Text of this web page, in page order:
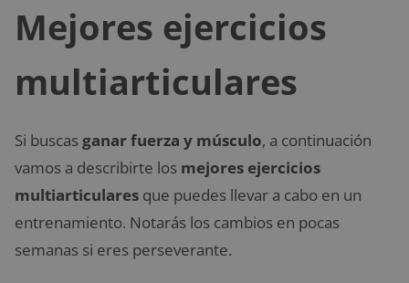
Mejores ejercicios
multiarticulares
Si buscas ganar fuerza y músculo, a continuación
vamos a describirte los mejores ejercicios
multiarticulares que puedes llevar a cabo en un
entrenamiento. Notarás los cambios en pocas
semanas si eres perseverante.